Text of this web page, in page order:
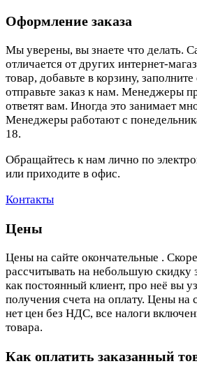
Оформление заказа
Мы уверены, вы знаете что делать.
отличается от других интернет-
товар, добавьте в корзину,
отправьте заказ к нам. Менеджеры
ответят вам. Иногда это занимает
Менеджеры работают с
18.
Обращайтесь к нам лично по
или приходите в офис.
Контакты
Цены
Цены на сайте окончательные .
рассчитывать на небольшую скидку
как постоянный клиент, про неё вы
получения счета на оплату. Цены на
нет цен без НДС, все налоги
товара.
Как оплатить заказанный